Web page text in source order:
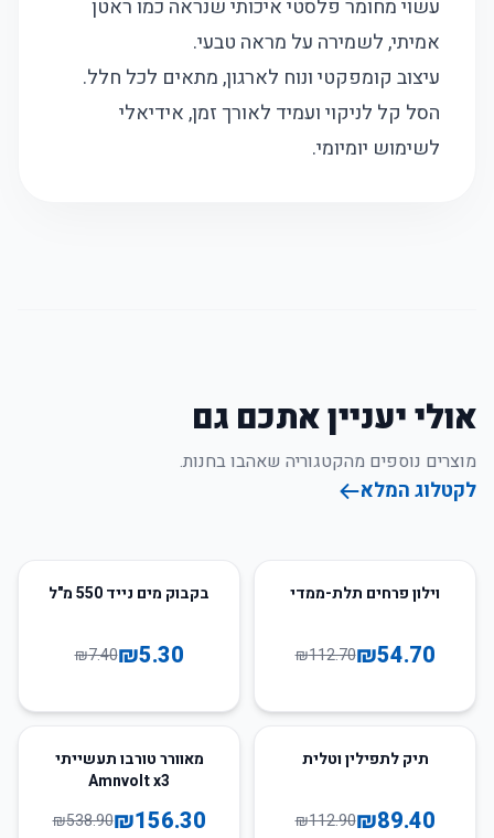
עשוי מחומר פלסטי איכותי שנראה כמו ראטן
אמיתי, לשמירה על מראה טבעי.
עיצוב קומפקטי ונוח לארגון, מתאים לכל חלל.
הסל קל לניקוי ועמיד לאורך זמן, אידיאלי
לשימוש יומיומי.
אולי יעניין אתכם גם
מוצרים נוספים מהקטגוריה שאהבו בחנות.
לקטלוג המלא
51
וילון פרחים תלת-ממדי
₪54.70
₪112.70
28
בקבוק מים נייד 550 מ"ל
₪5.30
₪7.40
תיק לתפילין וטלית
₪89.40
₪112.90
71
מאוורר טורבו תעשייתי
Amnvolt x3
₪156.30
₪538.90